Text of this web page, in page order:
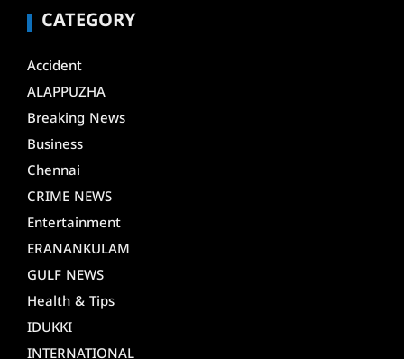
CATEGORY
Accident
ALAPPUZHA
Breaking News
Business
Chennai
CRIME NEWS
Entertainment
ERANANKULAM
GULF NEWS
Health & Tips
IDUKKI
INTERNATIONAL